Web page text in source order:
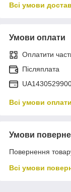
Всі умови
Умови оплати
Оплатити
Післяплата
Всі умови оплати
Умови
Повернення
Всі умови